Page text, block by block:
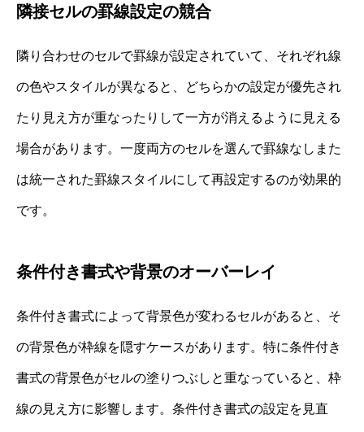
隣接セルの罫線設定の競合
隣り合わせのセルで罫線が設定されていて、それぞれ線
の色やスタイルが異なると、どちらかの設定が優先され
たり見え方が重なったりして一方が消えるように見える
場合があります。一度両方のセルを選んで罫線なしまた
は統一された罫線スタイルにして再設定するのが効果的
です。
条件付き書式や背景のオーバーレイ
条件付き書式によって背景色が変わるセルがあると、そ
の背景色が枠線を隠すケースがあります。特に条件付き
書式の背景色がセルの塗りつぶしと重なっていると、枠
線の見え方に影響します。条件付き書式の設定を見直